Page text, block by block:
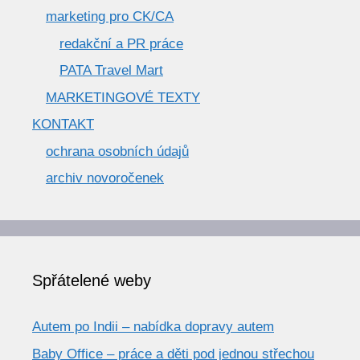
marketing pro CK/CA
redakční a PR práce
PATA Travel Mart
MARKETINGOVÉ TEXTY
KONTAKT
ochrana osobních údajů
archiv novoročenek
Spřátelené weby
Autem po Indii – nabídka dopravy autem
Baby Office – práce a děti pod jednou střechou